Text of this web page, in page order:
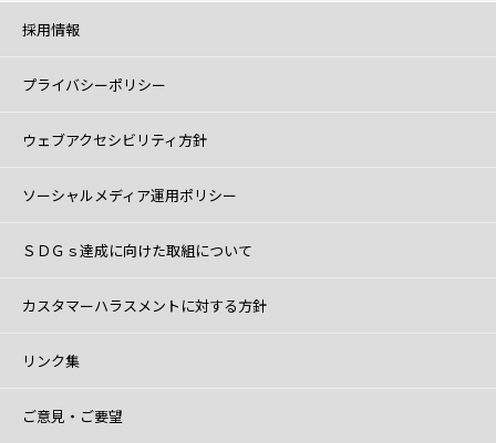
採用情報
プライバシーポリシー
ウェブアクセシビリティ方針
ソーシャルメディア運用ポリシー
ＳＤＧｓ達成に向けた取組について
カスタマーハラスメントに対する方針
リンク集
ご意見・ご要望